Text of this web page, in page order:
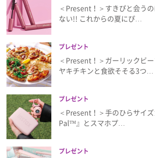
＜Present！＞すきぴと会う
ない!! これからの夏にぴ…
プレゼント
＜Present！＞ガーリックビ
ヤキチキンと食欲そそる3つ…
プレゼント
＜Present！＞手のひらサイ
Pal™』とスマホプ…
プレゼント